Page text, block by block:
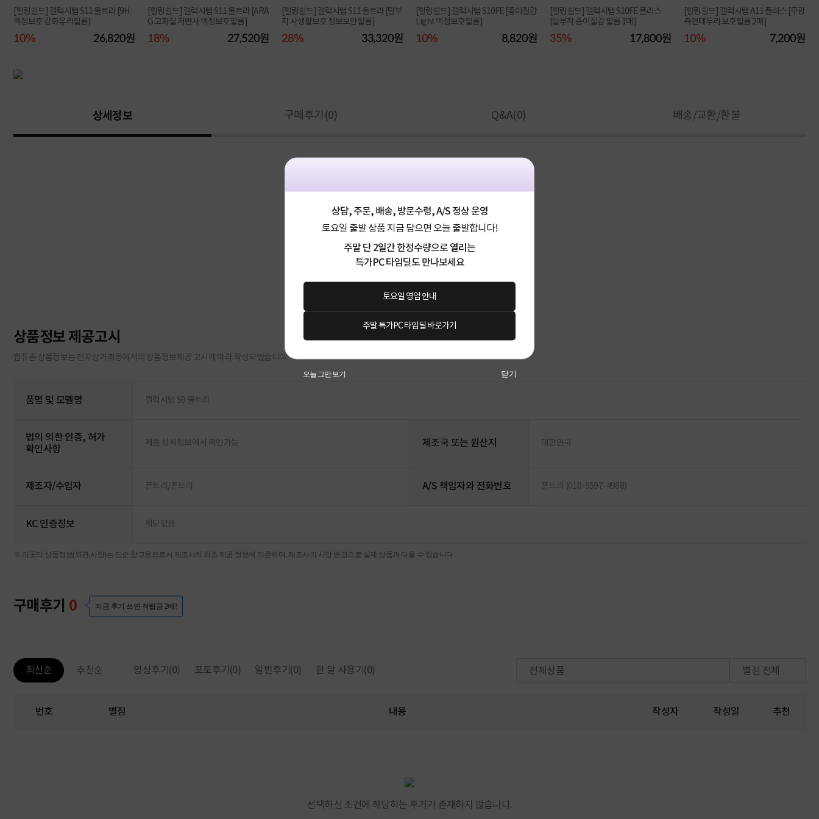
상담, 주문, 배송, 방문수령, A/S 정상 운영
토요일 출발 상품 지금 담으면 오늘 출발합니다!
주말 단 2일간 한정수량으로 열리는
특가PC 타임딜도 만나보세요
토요일 영업 안내
주말 특가PC 타임딜 바로가기
오늘 그만 보기 닫기
[힐링쉴드] 갤럭시탭 S11 울트라 [9H
액정보호 강화유리필름]
10% 26,820원
[힐링쉴드] 갤럭시탭 S11 울트라 [ARA
G 고화질 저반사 액정보호필름]
18% 27,520원
[힐링쉴드] 갤럭시탭 S11 울트라 [탈부
착 사생활보호 정보보안필름]
28% 33,320원
[힐링쉴드] 갤럭시탭 S10FE [종이질감
Light 액정보호필름]
10% 8,820원
[힐링쉴드] 갤럭시탭 S10FE 플러스
[탈부착 종이질감 필름 1매]
35% 17,800원
[힐링쉴드] 갤럭시탭 A11 플러스 [무광
측면테두리 보호필름 2매]
10% 7,200원
상세정보 구매후기(0) Q&A(0) 배송/교환/환불
상품정보 제공고시
컴퓨존 상품정보는 전자상거래등에서의 상품정보제공 고시에 따라 작성되었습니다.
품명 및 모델명 갤럭시탭 S9 울트라
법의 의한 인증, 허가
확인사항
제품 상세정보에서 확인가능 제조국 또는 원산지 대한민국
제조자/수입자 폰트리/폰트리 A/S 책임자와 전화번호 폰트리 (010-9597-4988)
KC 인증정보 해당없음
※ 이곳의 상품정보(외관,사양)는 단순 참고용으로서 제조사의 최초 제공 정보에 의존하며, 제조사의 사양 변경으로 실제 상품과 다를 수 있습니다.
구매후기 0 지금 후기 쓰면 적립금 2배!
최신순 추천순 영상후기 (0) 포토후기 (0) 일반후기 (0) 한 달 사용기 (0) 전체상품 별점 전체
번호 별점 내용 작성자 작성일 추천
선택하신 조건에 해당하는 후기가 존재하지 않습니다.